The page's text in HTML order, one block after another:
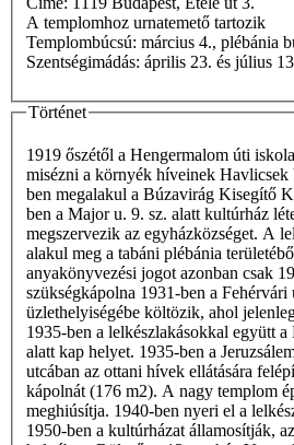
A templomhoz urnatemető tartozik
Templombúcsú: március 4.,
Szentségimádás: április 23. és július
Történet
1919 őszétől a Hengermalom úti
misézni a környék híveinek
ben megalakul a Búzavirág Kisegítő
ben a Major u. 9. sz. alatt kultúrház
megszervezik az egyházközséget. A
alakul meg a tabáni plébánia
anyakönyvezési jogot azonban csak
szükségkápolna 1931-ben a Fehérvári
üzlethelyiségébe költözik, ahol
1935-ben a lelkészlakásokkal együtt a
alatt kap helyet. 1935-ben a
utcában az ottani hívek ellátására
kápolnát (176 m2). A nagy templom
meghiúsítja. 1940-ben nyeri el a
1950-ben a kultúrházat államosítják,